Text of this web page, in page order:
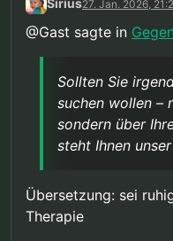
Sehr geehrte/r,
Zur Evidenzlage
erste Studien
allerdings
von keiner
belegen oder
Risikoerhöhung
wissenschaftlich
Zum Fachbuch:
Haltung. Ein
muss die
diese kritisierbar
Gedankenwelt”:
unsere Haltung.
“Man ist nicht
Sollten Sie
wollen – nicht
Sirius27. Jan. 2026,
@Gast sagte in
Sollten Sie
suchen wollen –
sondern über
steht Ihnen
Übersetzung: sei
Therapie